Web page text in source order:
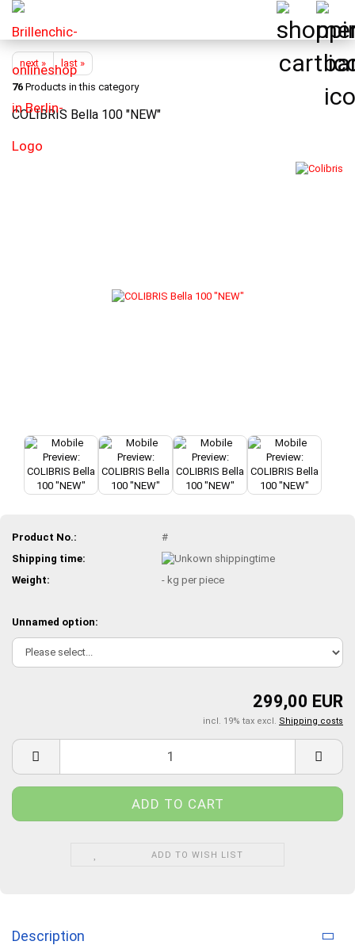
next »
last »
76 Products in this category
COLIBRIS Bella 100 "NEW"
Product No.:
#
Shipping time:
Weight:
- kg per piece
Unnamed option:
299,00 EUR
incl. 19% tax excl. Shipping costs
ADD TO WISH LIST
Description